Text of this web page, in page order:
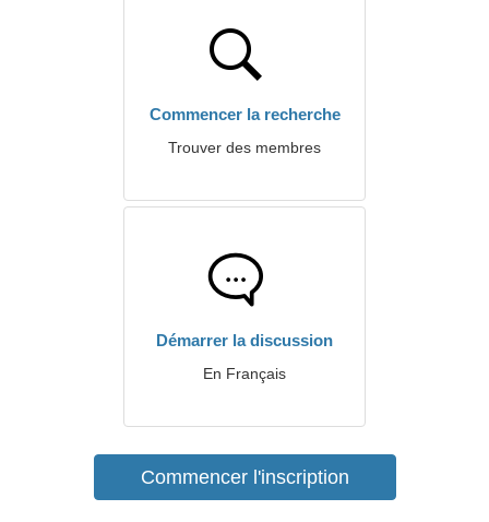
Commencer la recherche
Trouver des membres
Démarrer la discussion
En Français
Commencer l'inscription